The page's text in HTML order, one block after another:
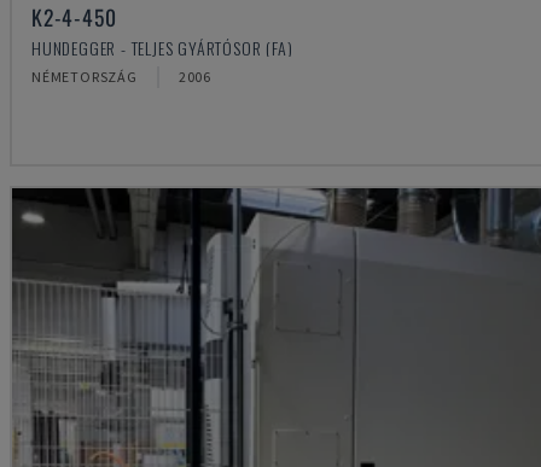
K2-4-450
HUNDEGGER - TELJES GYÁRTÓSOR (FA)
NÉMETORSZÁG 2006